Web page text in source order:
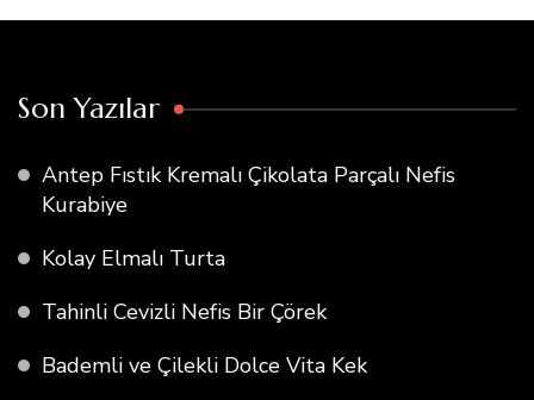
Son Yazılar
Antep Fıstık Kremalı Çikolata Parçalı Nefis
Kurabiye
Kolay Elmalı Turta
Tahinli Cevizli Nefis Bir Çörek
Bademli ve Çilekli Dolce Vita Kek